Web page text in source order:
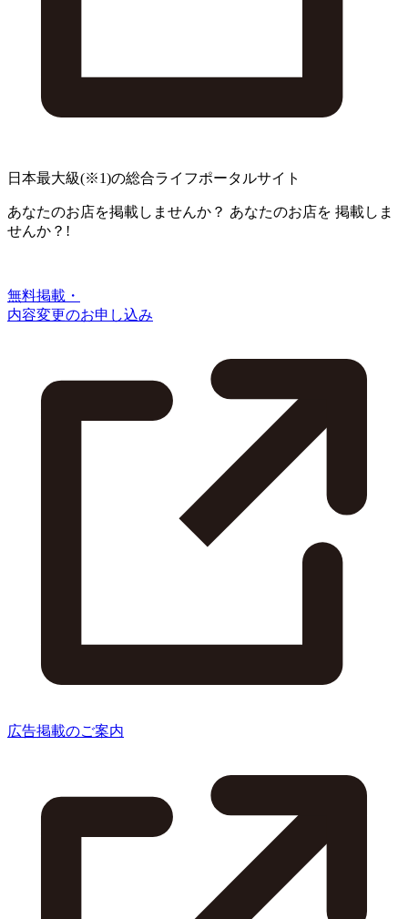
日本最大級(※1)の総合ライフポータルサイト
あなたのお店を掲載しませんか？ あなたのお店を 掲載しま
せんか？!
無料掲載・
内容変更のお申し込み
広告掲載のご案内